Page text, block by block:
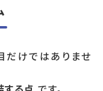
だけではありませ